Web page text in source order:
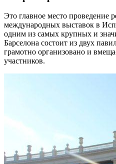
Это главное место проведение
международных выставок в
одним из самых крупных и
Барселона состоит из двух
грамотно организовано и
участников.